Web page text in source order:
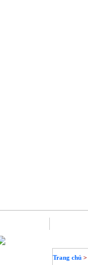
Trang chủ >